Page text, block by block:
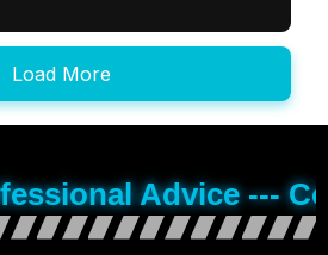
Load More
Advice ---